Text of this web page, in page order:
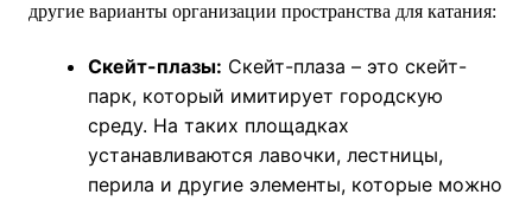
другие варианты организации пространства для катания:
Скейт-плазы: Скейт-плаза – это скейт-
парк, который имитирует городскую
среду. На таких площадках
устанавливаются лавочки, лестницы,
перила и другие элементы, которые можно